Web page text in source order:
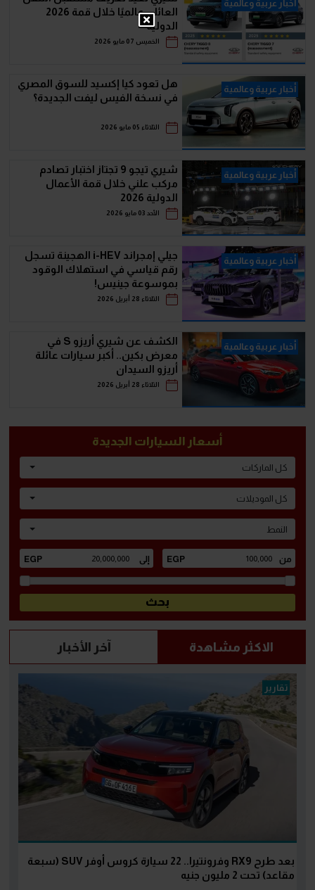
أخبار عربية وعالمية
العائلي عالميًا خلال قمة 2026
الدولية
الخميس 07 مايو 2026
أخبار عربية وعالمية
هل تعود كيا إكسيد للسوق المصري
في نسخة الفيس ليفت الجديدة؟
الثلاثاء 05 مايو 2026
أخبار عربية وعالمية
شيري تيجو 9 تجتاز اختبار تصادم
مركب علني خلال قمة الأعمال
الدولية 2026
الأحد 03 مايو 2026
أخبار عربية وعالمية
جيلي إمجراند i-HEV الهجينة تسجل
رقم قياسي في استهلاك الوقود
بموسوعة جينيس!
الثلاثاء 28 أبريل 2026
أخبار عربية وعالمية
الكشف عن شيري أريزو S في
معرض بكين.. أكبر سيارات عائلة
أريزو السيدان
الثلاثاء 28 أبريل 2026
أسعار السيارات الجديدة
كل الماركات
كل الموديلات
النمط
الاكثر مشاهدة آخر الأخبار
تقارير
بعد طرح RX9 وفرونتيرا.. 22 سيارة كروس أوفر SUV (سبعة
مقاعد) تحت 2 مليون جنيه